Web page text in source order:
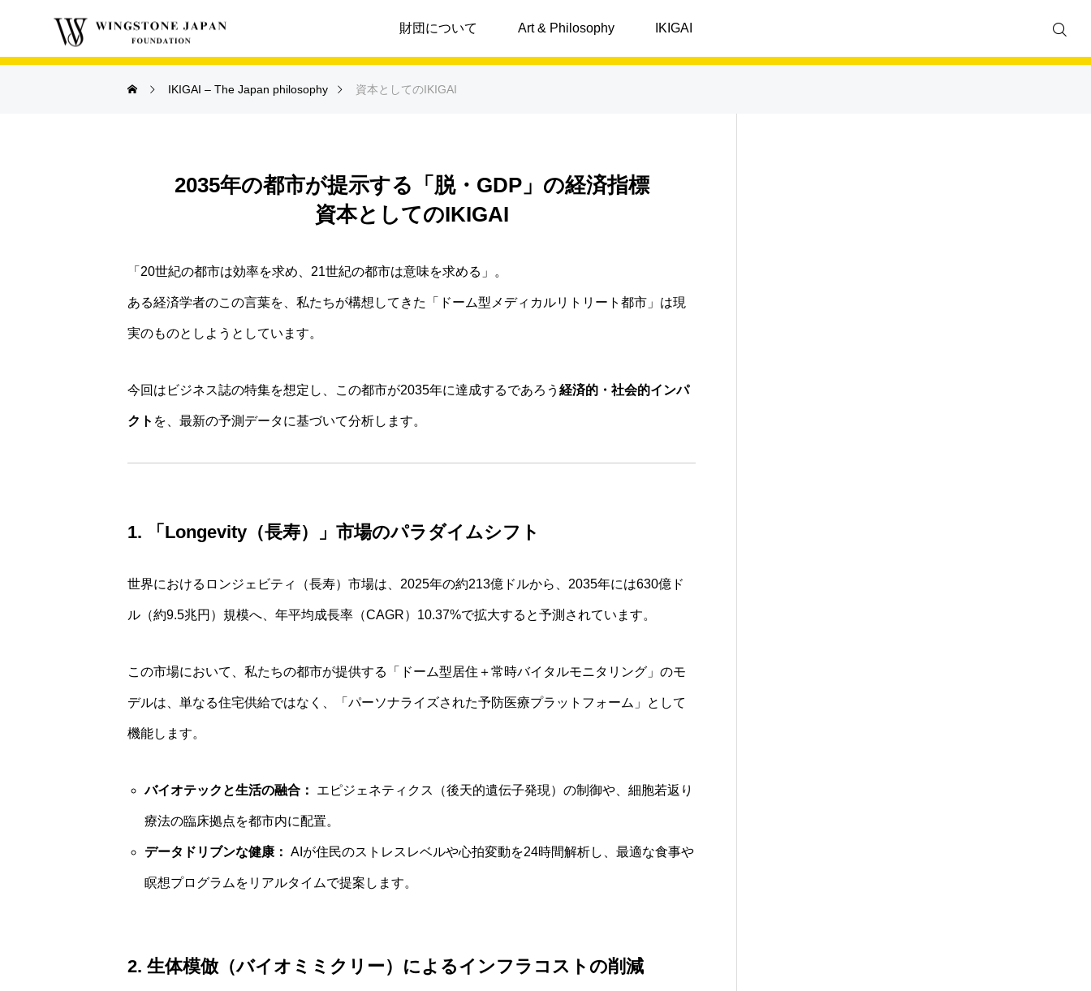
財団について Art & Philosophy IKIGAI
資本としてのIKIGAI
IKIGAI – The Japan philosophy 資本としてのIKIGAI
2035年の都市が提示する「脱・GDP」の経済指標
資本としてのIKIGAI
「20世紀の都市は効率を求め、21世紀の都市は意味を求める」。
ある経済学者のこの言葉を、私たちが構想してきた「ドーム型メディカルリトリート都市」は現
実のものとしようとしています。
今回はビジネス誌の特集を想定し、この都市が2035年に達成するであろう 経済的・社会的インパ
クト を、最新の予測データに基づいて分析します。
1. 「Longevity（長寿）」市場のパラダイムシフト
世界におけるロンジェビティ（長寿）市場は、2025年の約213億ドルから、2035年には630億ド
ル（約9.5兆円）規模へ、年平均成長率（CAGR）10.37%で拡大すると予測されています。
この市場において、私たちの都市が提供する「ドーム型居住＋常時バイタルモニタリング」のモ
デルは、単なる住宅供給ではなく、「パーソナライズされた予防医療プラットフォーム」として
機能します。
バイオテックと生活の融合： エピジェネティクス（後天的遺伝子発現）の制御や、細胞若返り
療法の臨床拠点を都市内に配置。
データドリブンな健康： AIが住民のストレスレベルや心拍変動を24時間解析し、最適な食事や
瞑想プログラムをリアルタイムで提案します。
2. 生体模倣（バイオミミクリー）によるインフラコストの削減